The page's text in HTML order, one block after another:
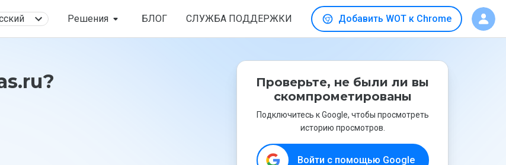
Решения БЛОГ СЛУЖБА ПОДДЕРЖКИ Добавить WOT к Chrome
Проверьте, не были ли вы
скомпрометированы
Подключитесь к Google, чтобы просмотреть
историю просмотров.
Войти с помощью Google